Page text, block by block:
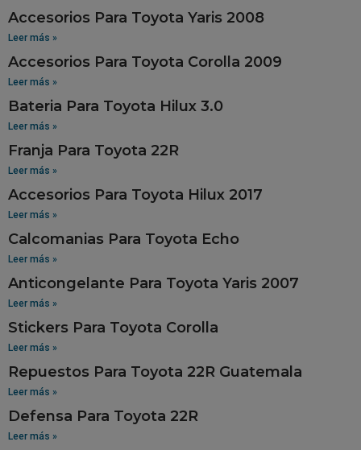
Accesorios Para Toyota Yaris 2008
Leer más »
Accesorios Para Toyota Corolla 2009
Leer más »
Bateria Para Toyota Hilux 3.0
Leer más »
Franja Para Toyota 22R
Leer más »
Accesorios Para Toyota Hilux 2017
Leer más »
Calcomanias Para Toyota Echo
Leer más »
Anticongelante Para Toyota Yaris 2007
Leer más »
Stickers Para Toyota Corolla
Leer más »
Repuestos Para Toyota 22R Guatemala
Leer más »
Defensa Para Toyota 22R
Leer más »